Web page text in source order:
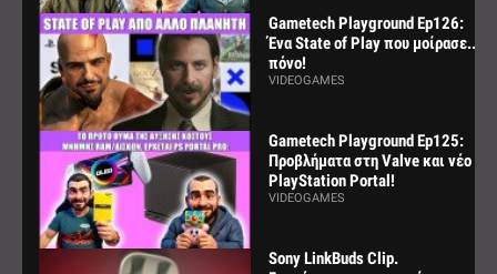
Gametech Playground Ep126:
Ένα State of Play που μοίρασε...
πόνο!
VIDEOGAMES
Gametech Playground Ep125:
Προβλήματα στη Valve και νέο
PlayStation Portal!
VIDEOGAMES
Sony LinkBuds Clip.